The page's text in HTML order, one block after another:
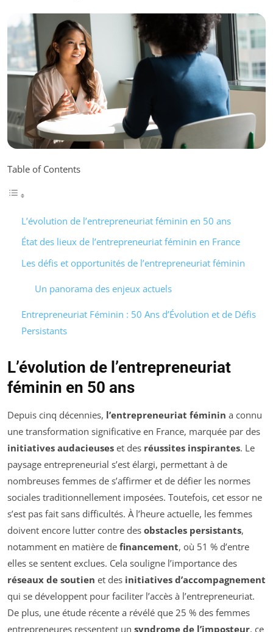
Table of Contents
L’évolution de l’entrepreneuriat féminin en 50 ans
État des lieux de l’entrepreneuriat féminin en France
Les défis et opportunités de l’entrepreneuriat féminin
Un panorama des enjeux actuels
Entrepreneuriat Féminin : 50 Ans d’Évolution et de Défis
Persistants
L’évolution de l’entrepreneuriat
féminin en 50 ans
Depuis cinq décennies, l’entrepreneuriat féminin a connu
une transformation significative en France, marquée par des
initiatives audacieuses et des réussites inspirantes. Le
paysage entrepreneurial s’est élargi, permettant à de
nombreuses femmes de s’affirmer et de défier les normes
sociales traditionnellement imposées. Toutefois, cet essor ne
s’est pas fait sans difficultés. À l’heure actuelle, les femmes
doivent encore lutter contre des obstacles persistants,
notamment en matière de financement, où 51 % d’entre
elles se sentent exclues. Cela souligne l’importance des
réseaux de soutien et des initiatives d’accompagnement
qui se développent pour faciliter l’accès à l’entrepreneuriat.
De plus, une étude récente a révélé que 25 % des femmes
entrepreneures ressentent un syndrome de l’imposteur, ce